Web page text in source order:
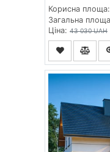
Корисна
Загальна
Ціна: 43 030 UAH